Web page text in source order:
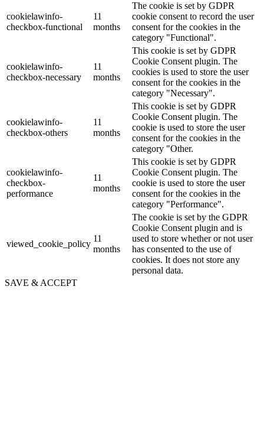
cookielawinfo-
checkbox-functional
11
months
The cookie is set by GDPR
cookie consent to record the user
consent for the cookies in the
category "Functional".
cookielawinfo-
checkbox-necessary
11
months
This cookie is set by GDPR
Cookie Consent plugin. The
cookies is used to store the user
consent for the cookies in the
category "Necessary".
cookielawinfo-
checkbox-others
11
months
This cookie is set by GDPR
Cookie Consent plugin. The
cookie is used to store the user
consent for the cookies in the
category "Other.
cookielawinfo-
checkbox-
performance
11
months
This cookie is set by GDPR
Cookie Consent plugin. The
cookie is used to store the user
consent for the cookies in the
category "Performance".
viewed_cookie_policy
11
months
The cookie is set by the GDPR
Cookie Consent plugin and is
used to store whether or not user
has consented to the use of
cookies. It does not store any
personal data.
SAVE & ACCEPT